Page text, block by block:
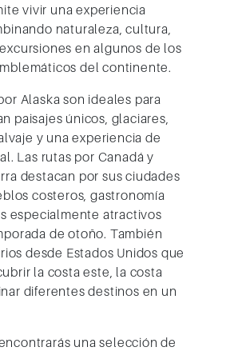
vivir una experiencia
naturaleza, cultura,
en algunos de los
del continente.
Alaska son ideales para
paisajes únicos, glaciares,
y una experiencia de
Las rutas por Canadá y
destacan por sus ciudades
costeros, gastronomía
especialmente atractivos
de otoño. También
desde Estados Unidos que
la costa este, la costa
diferentes destinos en un
una selección de